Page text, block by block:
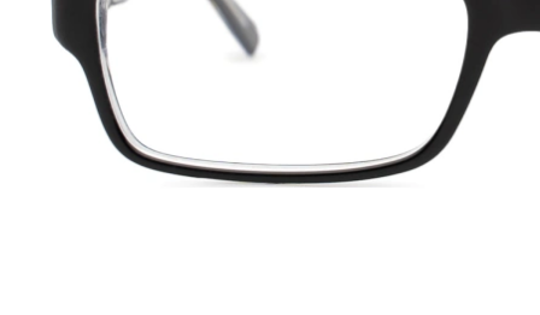
129 mm
Breedte
30 mm
Glashoogte
54 mm
Glasbreedte